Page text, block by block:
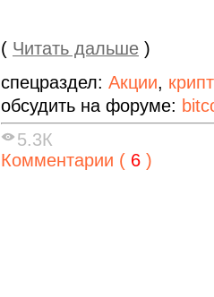
( Читать дальше )
спецраздел: Акции,
обсудить на форуме:
5.3К
Комментарии ( 6 )